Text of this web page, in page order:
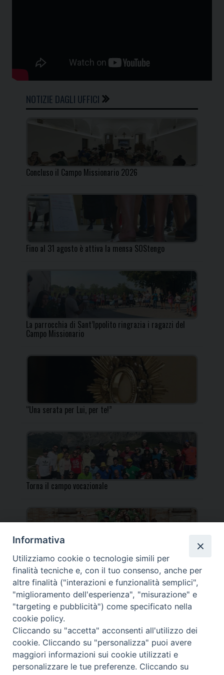
NOTIZIE DAGLI UFFICI
Concluso il Campo Missionario 2026
Fino al 31 agosto è attiva la mensa SOStengo
La parrocchia di Sant’Ippolito ringrazia i ragazzi del
Campo Missionario
“Una serata per Lui, per te!”
Torna il campo vocazionale
Torna il Campo Missionario Diocesano
_____________________________________________________
_____________________________
DIOCESI DI FANO FOSSOMBRONE CAGLI PERGOLA | Via Roma,
118 - 61032 FANO (PU) |
Tel. 0721 803737 o 826044 | Cod. Fiscale 90003900413
Informativa
Utilizziamo cookie o tecnologie simili per
finalità tecniche e, con il tuo consenso, anche per
altre finalità ("interazioni e funzionalità semplici",
"miglioramento dell'esperienza", "misurazione" e
"targeting e pubblicità") come specificato nella
cookie policy.
Cliccando su "accetta" acconsenti all'utilizzo dei
cookie. Cliccando su "personalizza" puoi avere
maggiori informazioni sui cookie utilizzati e
personalizzare le tue preferenze. Cliccando su